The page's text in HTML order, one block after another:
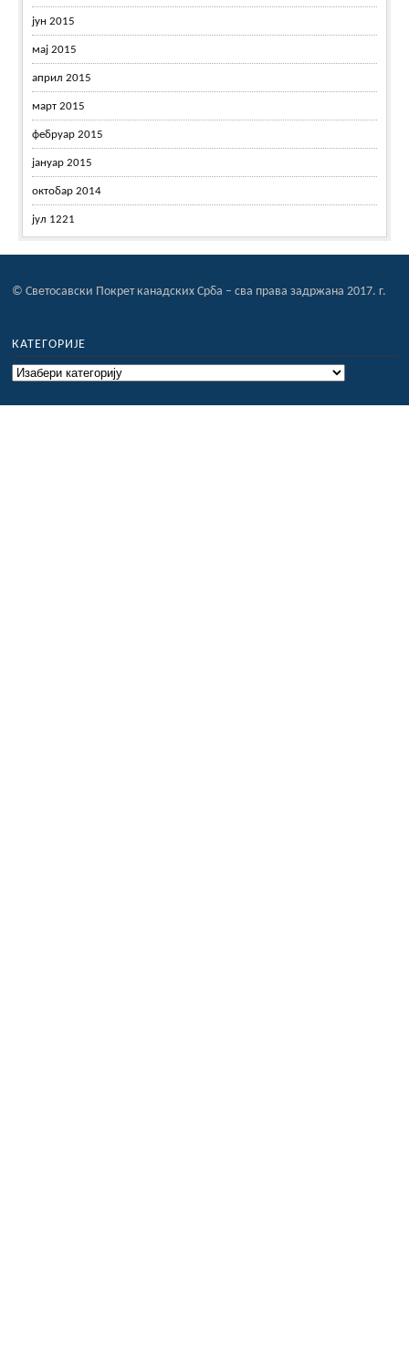
јун 2015
мај 2015
април 2015
март 2015
фебруар 2015
јануар 2015
октобар 2014
јул 1221
© Светосавски Покрет канадских Срба – сва права задржана 2017. г.
КАТЕГОРИЈЕ
Категорије